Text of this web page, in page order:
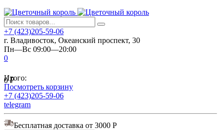
+7 (423)205-59-06
г. Владивосток, Океанский проспект, 30
Пн—Вс 09:00—20:00
0
0₽
Итого:
Посмотреть корзину
+7 (423)205-59-06
telegram
Бесплатная доставка от 3000 Р